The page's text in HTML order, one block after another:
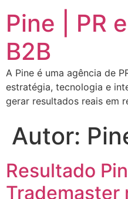
Pine | PR
B2B
A Pine é uma agência de
estratégia, tecnologia e
gerar resultados reais em
Autor:
Resultado
Trademaster